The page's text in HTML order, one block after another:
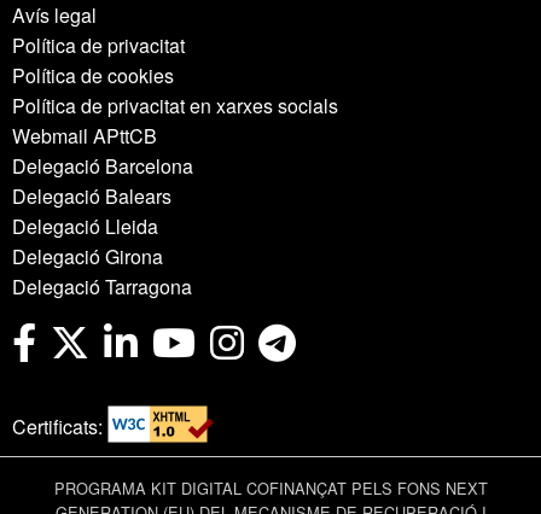
Avís legal
Política de privacitat
Política de cookies
Política de privacitat en xarxes socials
Webmail APttCB
Delegació Barcelona
Delegació Balears
Delegació Lleida
Delegació Girona
Delegació Tarragona
Certificats:
PROGRAMA KIT DIGITAL COFINANÇAT PELS FONS NEXT